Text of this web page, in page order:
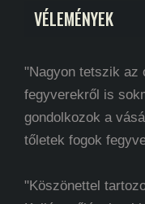
VÉLEMÉNYEK
"Nagyon tetszik az
fegyverekről is
gondolkozok a
tőletek fogok
"Köszönettel